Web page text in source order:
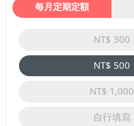
每月定期定額
NT$ 300
NT$ 500
NT$ 1,000
自行填寫